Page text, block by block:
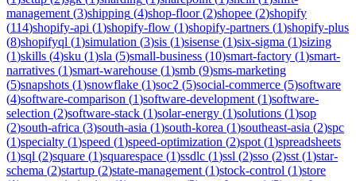
management (3)shipping (4)shop-floor(2)shopee (2)shopify
(114)shopify-api (1)shopify-flow (1)shopify-partners (1)shopify-plus
(8)shopifyql (1)simulation (3)sis (1)sisense (1)six-sigma (1)sizing
(1)skills (4)sku (1)sla (5)small-business (10)smart-factory (1)smart-
narratives (1)smart-warehouse (1)smb (9)sms-marketing
(5)snapshots (1)snowflake (1)soc2 (5)social-commerce (5)software
(4)software-comparison (1)software-development (1)software-
selection (2)software-stack (1)solar-energy (1)solutions (1)sop
(2)south-africa (3)south-asia (1)south-korea (1)southeast-asia (2)spc
(1)specialty (1)speed (1)speed-optimization (2)spot (1)spreadsheets
(1)sql (2)square (1)squarespace (1)ssdlc (1)ssl (2)sso (2)sst (1)star-
schema (2)startup (2)state-management (1)stock-control (1)store